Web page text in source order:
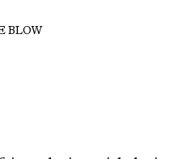
BLOW